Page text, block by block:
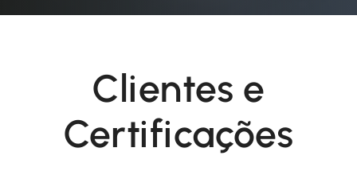
Clientes e
Certificações